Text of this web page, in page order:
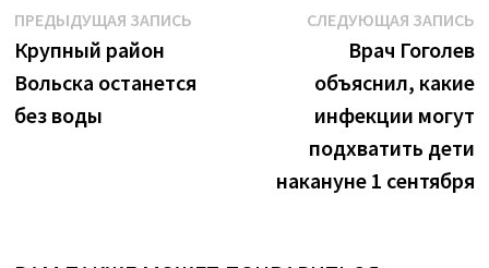
Навигация
по
записям
ПРЕДЫДУЩАЯ ЗАПИСЬПредыдущая
Крупный район
Вольска останется
без воды
СЛЕДУЮЩАЯ ЗАПИСЬ
Врач Гоголев
объяснил, какие
инфекции могут
подхватить дети
накануне 1 сентября